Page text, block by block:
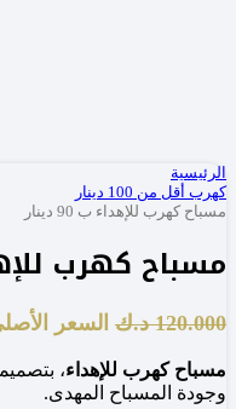
الرئيسية
كهرب أقل من 100 دينار
مسباح كهرب للإهداء ب 90 دينار
مسباح كهرب للإهداء
120.000 د.ك السعر الأصلي هو:
مسباح كهرب للإهداء،
وجودة المسباح المهدى.